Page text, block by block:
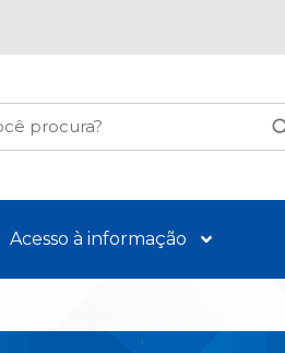
Acesso à informação